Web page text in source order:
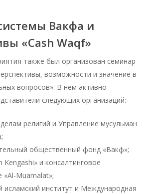
Вакфа и
«Cash Waqf»
также был организован семинар
возможности и значение в
вопросов». В нем активно
следующих организаций:
религий и Управление мусульман
общественный фонд «Вакф»;
и консалтинговое
«Al-Muamalat»;
исламский институт и Международная